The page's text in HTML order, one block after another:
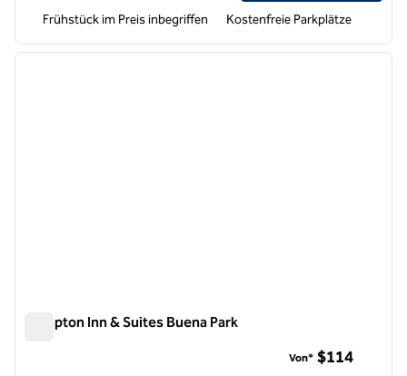
Frühstück im Preis inbegriffen Kostenfreie Parkplätze
1 von 12
Hampton Inn & Suites Buena Park
Von* $114